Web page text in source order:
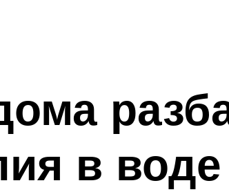
в